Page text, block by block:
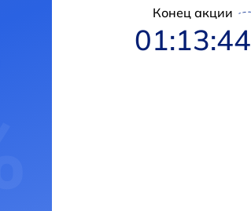
Конец акции
01:13:43